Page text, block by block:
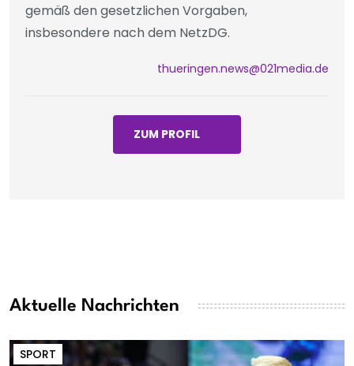
gemäß den gesetzlichen Vorgaben,
insbesondere nach dem NetzDG.
thueringen.news@021media.de
ZUM PROFIL
Aktuelle Nachrichten
SPORT